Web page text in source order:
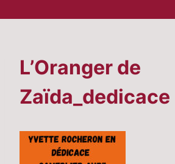
L’Oranger de
Zaïda_dedicace